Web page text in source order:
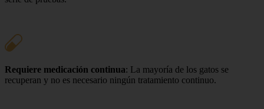
Requiere medicación continua: La mayoría de los gatos se
recuperan y no es necesario ningún tratamiento continuo.